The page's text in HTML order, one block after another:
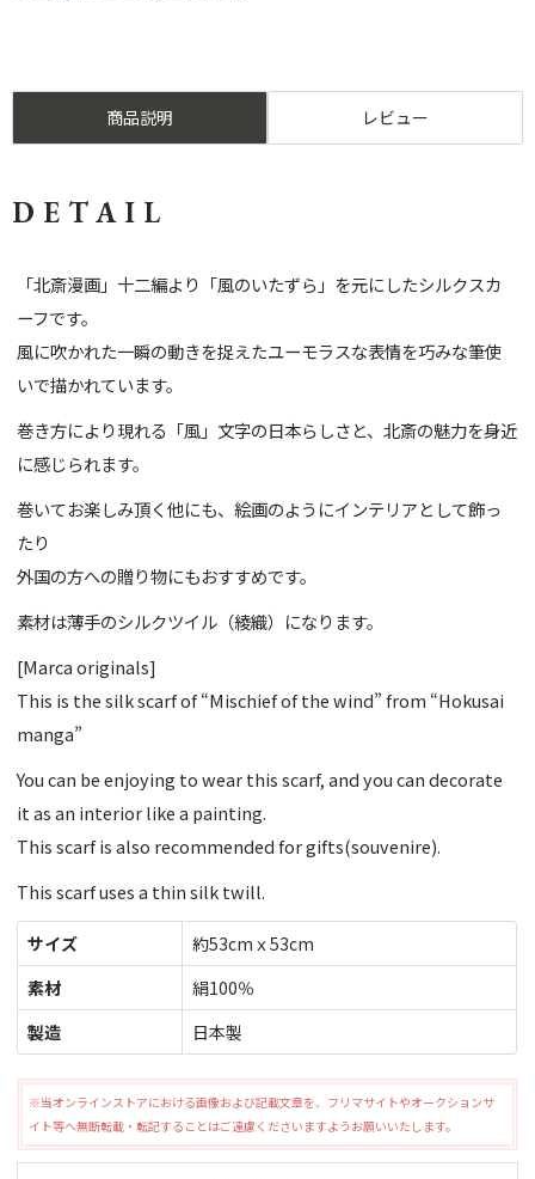
商品説明 レビュー
DETAIL
「北斎漫画」十二編より「風のいたずら」を元にしたシルクスカ
ーフです。
風に吹かれた一瞬の動きを捉えたユーモラスな表情を巧みな筆使
いで描かれています。
巻き方により現れる「風」文字の日本らしさと、北斎の魅力を身近
に感じられます。
巻いてお楽しみ頂く他にも、絵画のようにインテリアとして飾っ
たり
外国の方への贈り物にもおすすめです。
素材は薄手のシルクツイル（綾織）になります。
[Marca originals]
This is the silk scarf of “Mischief of the wind” from “Hokusai
manga”
You can be enjoying to wear this scarf, and you can decorate
it as an interior like a painting.
This scarf is also recommended for gifts(souvenire).
This scarf uses a thin silk twill.
サイズ
約53cmｘ53cm
素材
絹100％
製造
日本製
※当オンラインストアにおける画像および記載文章を、フリマサイトやオークションサ
イト等へ無断転載・転記することはご遠慮くださいますようお願いいたします。